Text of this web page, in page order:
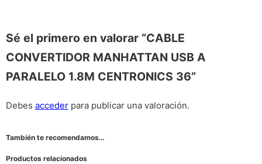
Sé el primero en valorar “CABLE
CONVERTIDOR MANHATTAN USB A
PARALELO 1.8M CENTRONICS 36”
Debes acceder para publicar una valoración.
También te recomendamos…
Productos relacionados